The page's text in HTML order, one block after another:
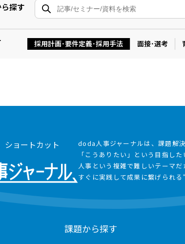
探す
採用計画･要件定義･採用手法 面接･選考
ショートカット
doda人事ジャーナルは、課題解
「こうありたい」という目指し
人事という複雑で難しいテーマだ
すぐに実践して成果に繋げられる
課題から探す